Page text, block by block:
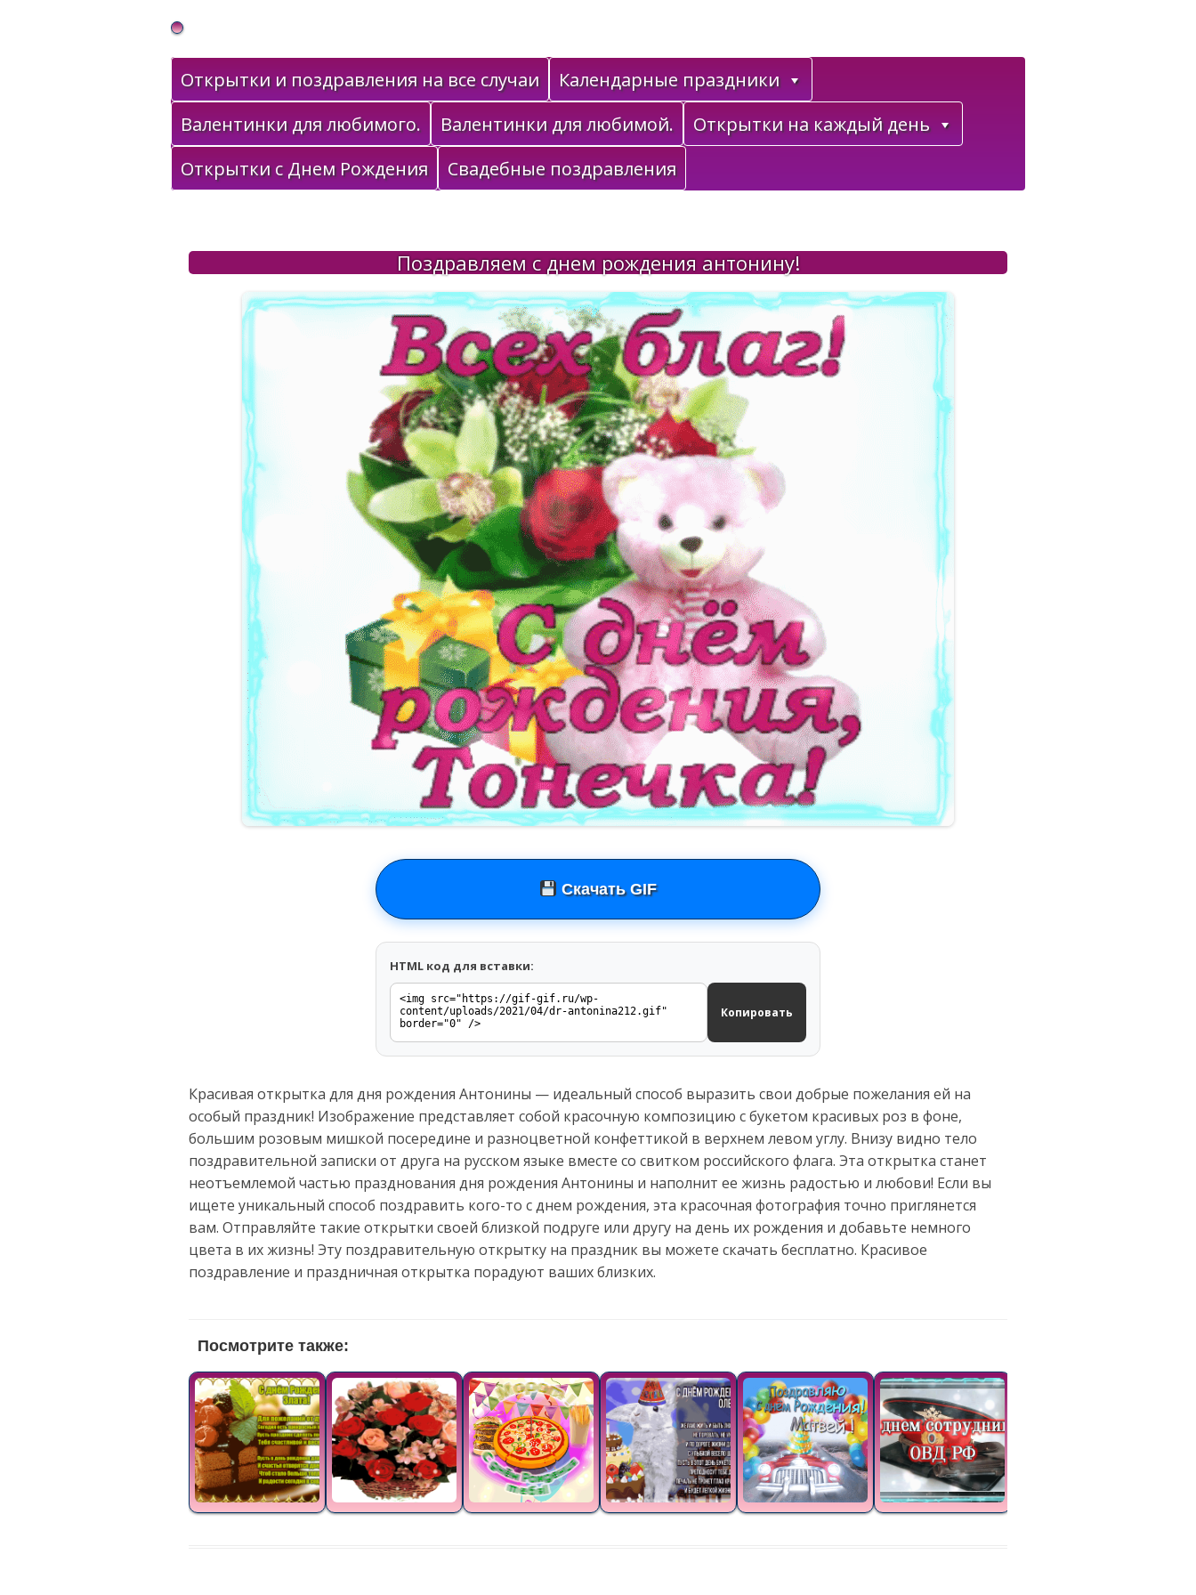
Gif Открытки в подарок
Открытки и поздравления на все случаи
Календарные праздники
Валентинки для любимого.
Валентинки для любимой.
Открытки на каждый день
Открытки с Днем Рождения
Свадебные поздравления
Поздравляем с днем рождения антонину!
Скачать GIF
HTML код для вставки:
Копировать
Красивая открытка для дня рождения Антонины — идеальный способ выразить свои добрые пожелания ей на
особый праздник! Изображение представляет собой красочную композицию с букетом красивых роз в фоне,
большим розовым мишкой посередине и разноцветной конфеттикой в верхнем левом углу. Внизу видно тело
поздравительной записки от друга на русском языке вместе со свитком российского флага. Эта открытка станет
неотъемлемой частью празднования дня рождения Антонины и наполнит ее жизнь радостью и любови! Если вы
ищете уникальный способ поздравить кого-то с днем рождения, эта красочная фотография точно приглянется
вам. Отправляйте такие открытки своей близкой подруге или другу на день их рождения и добавьте немного
цвета в их жизнь! Эту поздравительную открытку на праздник вы можете скачать бесплатно. Красивое
поздравление и праздничная открытка порадуют ваших близких.
Посмотрите также: